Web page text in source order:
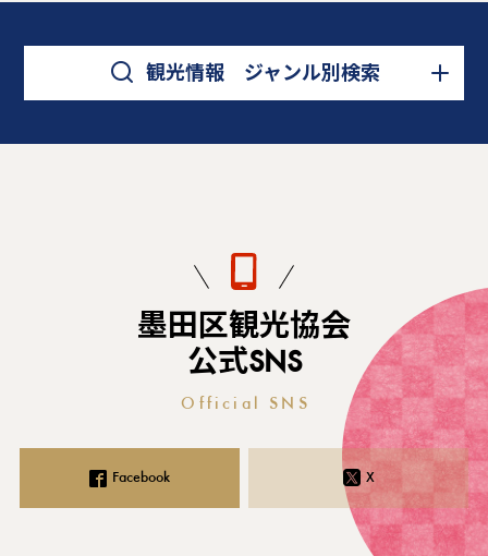
観光情報 ジャンル別検索
墨田区観光協会
公式SNS
Official SNS
Facebook X